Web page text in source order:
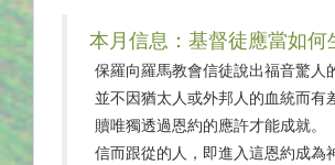
本月信息：基督徒應當如何
保羅向羅馬教會信徒說出福音驚人
並不因猶太人或外邦人的血統而有
贖唯獨透過恩約的應許才能成就。
信而跟從的人，即進入這恩約成為